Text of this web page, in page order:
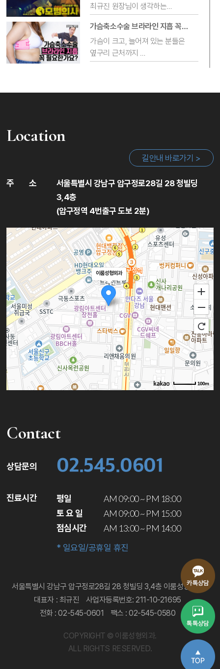
병원 유튜브 채널에 이렇게
직접 댓글을 남겨주시는 일이 쉽지
않은데,
많은 분들께서 진심 어린 말씀을
최규진 원장님이 생각하는
드라마 모범택시 이름만 패러디한
이번 영상도 재밌게 시청
가슴축소수술 브라라인 지흡 꼭
가슴이 크고, 늘어져 있는 분들은
옆구리 근처까지
성형외과전문의 Dr.규지니는
브라라인 흡입을 같이 진행하는
✔가슴축소수술 시 브라라인 흡입이
영상을 통해 확인해보아요😀
'3D Angio(혈관) CT 검사란
해야하는지'
담았습니다!
많이 시청해주시고, 직접 댓글도 많이
감사의 마음을 담아 Dr.규지니가
답글을 남겨 드렸습니다❤
수술실 CCTV 실시간 라이브📺
수술실 CCTV 의무화가 되면서
수술실 CCTV 실시간 라이브
시스템을 시행하고 있는
Dr.규지니의 관심이 뜨겁습니다🔥🔥
🔥
2023년 9월에만 2회의 뉴스 출연을
하였는데요
TV조선 7시 뉴스와 SBS 모닝와이드
출연
비하인드(?) 공개합니다!!
50대 성형외과 상담실장 피부관리
중년 여성 대표로 현미희
총괄실장님이
이룸 에스테틱에서 피부 관리를
받았습니다😀
리턴 리프팅(하이푸)+물방울 리프팅
+MTS 시술을
직접 받아본 솔직한 후기와 확실한
전,후 비교까지
재밌게 봐주시길 바랍니다.
좋댓구알 부탁드려요❤
Location
길안내 바로가기 >
주 소
서울특별시 강남구 압구정로28길 28 청빌딩
3,4층
(압구정역 4번출구 도보 2분)
이룸성형외과
100m
Contact
상담문의 02.545.0601
진료시간 평일 AM 09:00 ~ PM 18:00
토 요 일 AM 09:00 ~ PM 15:00
점심시간 AM 13:00 ~ PM 14:00
* 일요일/공휴일 휴진
서울특별시 강남구 압구정로28길 28 청빌딩 3,4층 이룸성형외과
대표자 : 최규진
사업자등록번호: 211-10-21695
전화 : 02-545-0601
팩스 : 02-545-0580
COPYRIGHT © 이룸성형외과.
ALL RIGHTS RESERVED.